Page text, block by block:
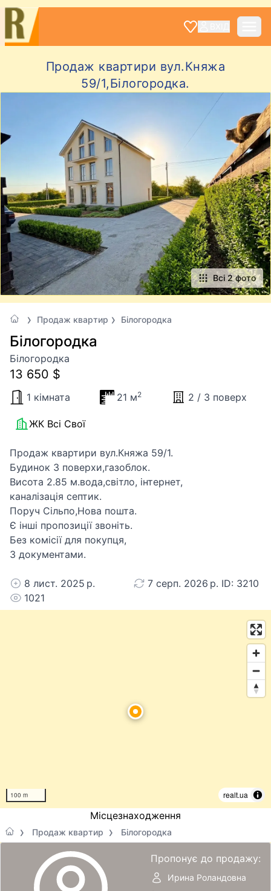
Продаж квартири вул.Княжа
59/1,Білогородка.
Всі 2 фото
Продаж квартир Білогородка
Білогородка
Білогородка
13 650 $
1 кімната 21 м2 2 / 3 поверх
ЖК Всі Свої
Продаж квартири вул.Княжа 59/1.
Будинок 3 поверхи,газоблок.
Висота 2.85 м.вода,світло, інтернет,
каналізація септик.
Поруч Сільпо,Нова пошта.
Є інші пропозиції звоніть.
Без комісії для покупця,
З документами.
8 лист. 2025 р.
7 серп. 2026 р. ID: 3210
1021
100 m realt.ua
Місцезнаходження
Продаж квартир Білогородка
Пропонує до продажу:
Ирина Роландовна